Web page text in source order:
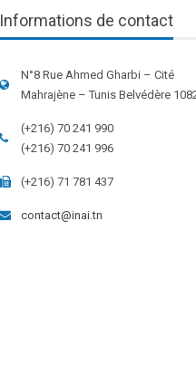
Informations de contact
N°8 Rue Ahmed Gharbi – Cité
Mahrajène – Tunis Belvédère
(+216) 70 241 990
(+216) 70 241 996
(+216) 71 781 437
contact@inai.tn